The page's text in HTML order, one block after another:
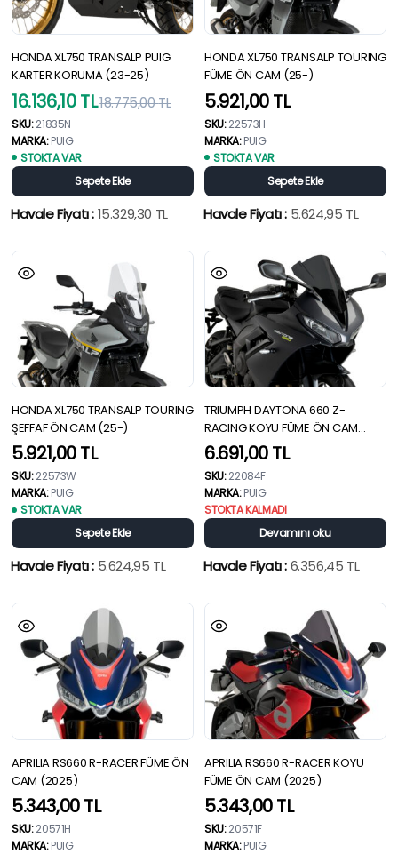
HONDA XL750 TRANSALP PUIG
KARTER KORUMA (23-25)
18.775,00TL
Orijinal
fiyat:
18.775,00 TL.
16.136,10TL
andaki
fiyat:
SKU: 21835N
MARKA:PUIG
STOKTA VAR
Sepete Ekle
Havale Fiyatı :15.329,30 TL
HONDA XL750 TRANSALP TOURING
FÜME ÖN CAM (25-)
5.921,00TL
SKU: 22573H
MARKA:PUIG
STOKTA VAR
Sepete Ekle
Havale Fiyatı : 5.624,95 TL
HONDA XL750 TRANSALP TOURING
ŞEFFAF ÖN CAM (25-)
5.921,00TL
SKU: 22573W
MARKA:PUIG
STOKTA VAR
Sepete Ekle
Havale Fiyatı : 5.624,95 TL
TRIUMPH DAYTONA 660 Z-
RACING KOYU FÜME ÖN CAM
(25-)
6.691,00TL
SKU: 22084F
MARKA:PUIG
STOKTA KALMADI
Devamını oku
Havale Fiyatı :6.356,45 TL
APRILIA RS660 R-RACER FÜME ÖN
CAM (2025)
5.343,00TL
SKU: 20571H
MARKA:PUIG
APRILIA RS660 R-RACER KOYU
FÜME ÖN CAM (2025)
5.343,00TL
SKU: 20571F
MARKA:PUIG